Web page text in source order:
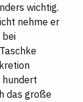
wichtig.
nehme er
bei
hundert
das große